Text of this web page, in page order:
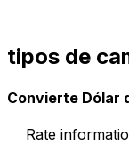
tipos de
Convierte Dólar
Rate